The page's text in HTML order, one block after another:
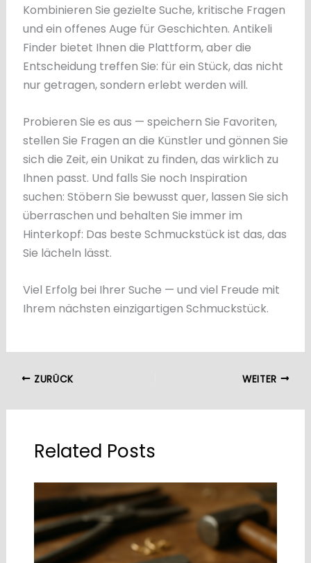
Kombinieren Sie gezielte Suche, kritische Fragen
und ein offenes Auge für Geschichten. Antikeli
Finder bietet Ihnen die Plattform, aber die
Entscheidung treffen Sie: für ein Stück, das nicht
nur getragen, sondern erlebt werden will.
Probieren Sie es aus — speichern Sie Favoriten,
stellen Sie Fragen an die Künstler und gönnen Sie
sich die Zeit, ein Unikat zu finden, das wirklich zu
Ihnen passt. Und falls Sie noch Inspiration
suchen: Stöbern Sie bewusst quer, lassen Sie sich
überraschen und behalten Sie immer im
Hinterkopf: Das beste Schmuckstück ist das, das
Sie lächeln lässt.
Viel Erfolg bei Ihrer Suche — und viel Freude mit
Ihrem nächsten einzigartigen Schmuckstück.
ZURÜCK WEITER
Related Posts